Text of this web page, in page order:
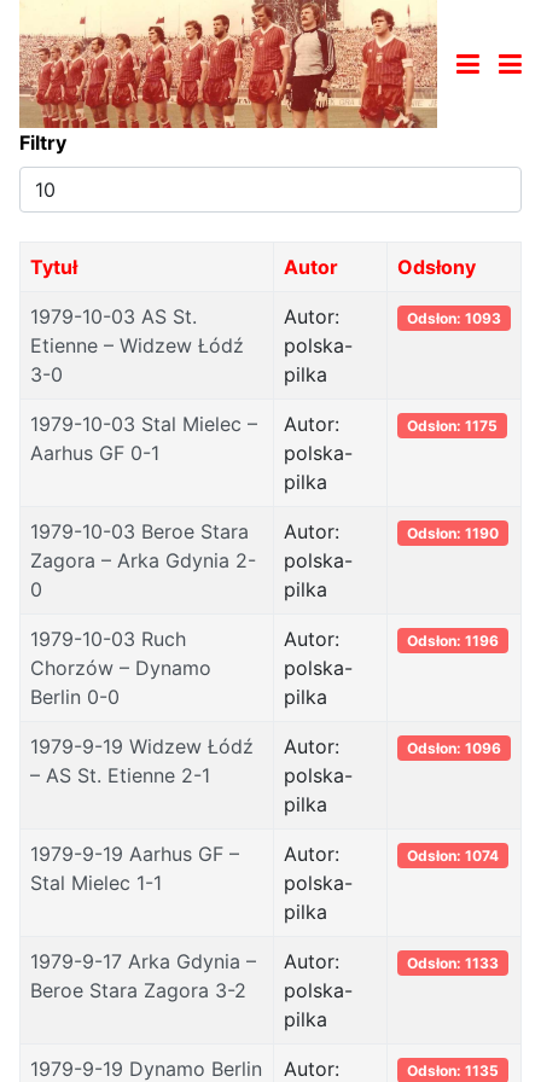
Filtry
Pokaż
#
Tytuł Autor Odsłony
1979-10-03 AS St.
Etienne – Widzew Łódź
3-0
Autor:
polska-
pilka
Odsłon: 1093
1979-10-03 Stal Mielec –
Aarhus GF 0-1
Autor:
polska-
pilka
Odsłon: 1175
1979-10-03 Beroe Stara
Zagora – Arka Gdynia 2-
0
Autor:
polska-
pilka
Odsłon: 1190
1979-10-03 Ruch
Chorzów – Dynamo
Berlin 0-0
Autor:
polska-
pilka
Odsłon: 1196
1979-9-19 Widzew Łódź
– AS St. Etienne 2-1
Autor:
polska-
pilka
Odsłon: 1096
1979-9-19 Aarhus GF –
Stal Mielec 1-1
Autor:
polska-
pilka
Odsłon: 1074
1979-9-17 Arka Gdynia –
Beroe Stara Zagora 3-2
Autor:
polska-
pilka
Odsłon: 1133
1979-9-19 Dynamo Berlin Autor: Odsłon: 1135